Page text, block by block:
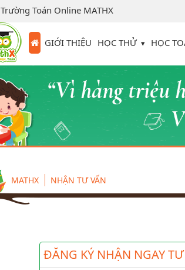
Trường Toán Online MATHX
GIỚI THIỆU HỌC THỬ HỌC
MATHX NHẬN TƯ VẤN
ĐĂNG KÝ NHẬN NGAY